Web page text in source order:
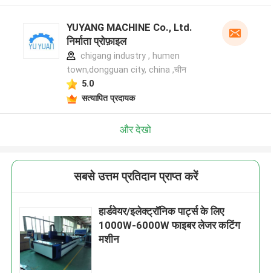
YUYANG MACHINE Co., Ltd.
निर्माता प्रोफ़ाइल
chigang industry , humen
town,dongguan city, china ,चीन
5.0
सत्यापित प्रदायक
और देखो
सबसे उत्तम प्रतिदान प्राप्त करें
हार्डवेयर/इलेक्ट्रॉनिक पार्ट्स के लिए
1000W-6000W फाइबर लेजर कटिंग
मशीन